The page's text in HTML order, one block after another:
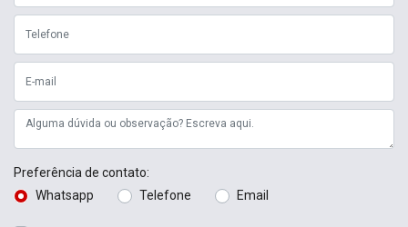
Preferência de contato:
Whatsapp
Telefone Email